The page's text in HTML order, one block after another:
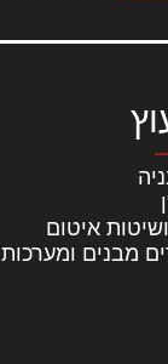
איטום
מבנים ומערכות